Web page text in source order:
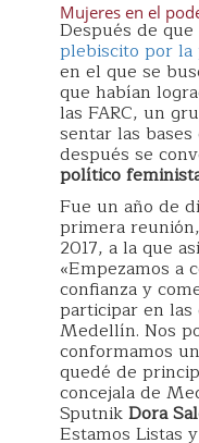
Mujeres en el
Después de que
plebiscito por la
en el que se
que habían
las FARC, un
sentar las
después se
político
Fue un año de
primera
2017, a la que
«Empezamos a
confianza y
participar en las
Medellín. Nos
conformamos
quedé de
concejala de
SputnikDora
Estamos Listas